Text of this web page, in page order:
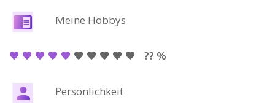
Meine Hobbys
?? %
Persönlichkeit